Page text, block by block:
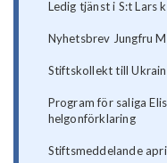
Ledig tjänst i S:t Lars
Nyhetsbrev Jungfru
Stiftskollekt till
Program för saliga
helgonförklaring
Stiftsmeddelande